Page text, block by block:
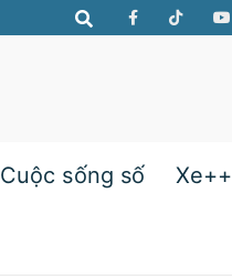
Cuộc sống số Xe++